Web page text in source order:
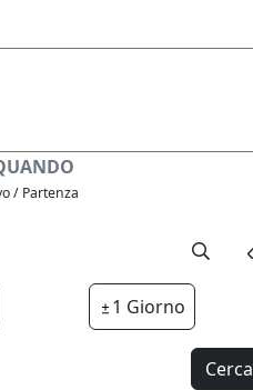
/ Partenza
1 Giorno
Cerca